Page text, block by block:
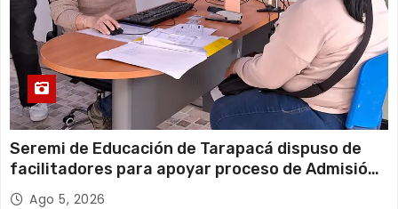
Seremi de Educación de Tarapacá dispuso de
facilitadores para apoyar proceso de Admisión
Escolar 2027
Ago 5, 2026